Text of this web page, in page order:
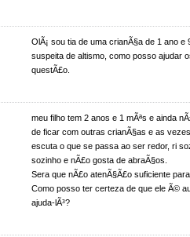
OlÃ¡ sou tia de uma crianÃ§a de 1 ano e
suspeita de altismo, como posso ajudar
questÃ£o.
meu filho tem 2 anos e 1 mÃªs e ainda
de ficar com outras crianÃ§as e as
escuta o que se passa ao ser redor, ri
sozinho e nÃ£o gosta de abraÃ§os.
Sera que nÃ£o atenÃ§Ã£o suficiente
Como posso ter certeza de que ele Ã©
ajuda-lÃ³?